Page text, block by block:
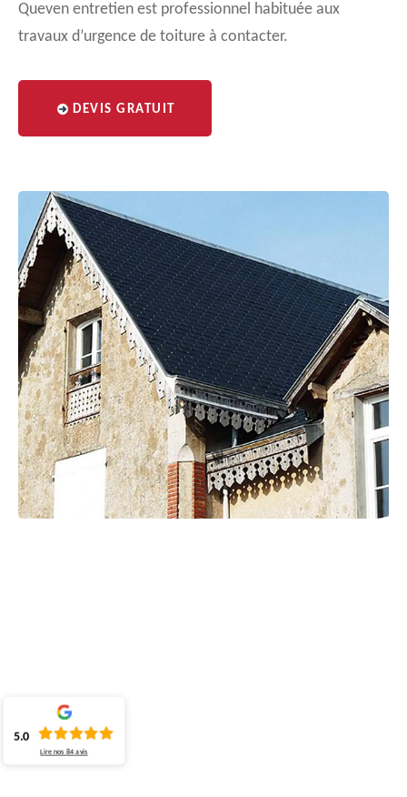
Queven entretien est professionnel habituée aux
travaux d’urgence de toiture à contacter.
DEVIS GRATUIT
5.0
Lire nos84 avis